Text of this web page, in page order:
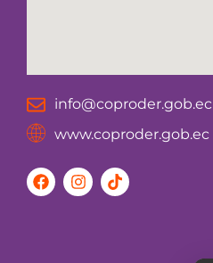
info@coproder.gob.ec
www.coproder.gob.ec
F
a
I
n
T
i